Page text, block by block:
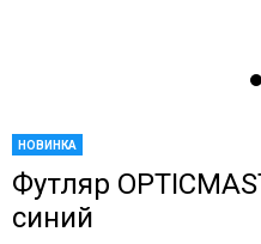
НОВИНКА
Футляр
синий